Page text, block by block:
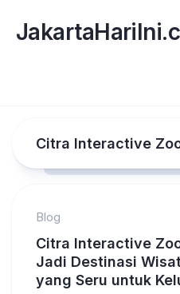
content
Citra Interactive
Blog
Citra Interactive
Jadi Destinasi
yang Seru untuk